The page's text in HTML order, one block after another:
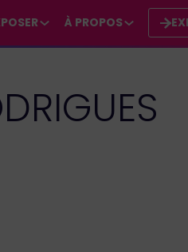
À PROPOS